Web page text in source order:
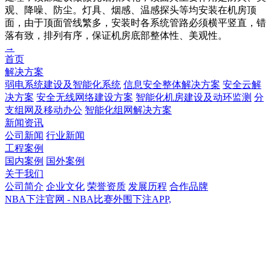
观、降噪、防尘。灯具、烟感、温感探头等均安装在机房顶
面，由于顶面管线繁多，安装时各系统管路必须横平竖直，错
落有致，排列有序，保证机房底部整体性、美观性。
→
首页
解决方案
弱电系统建设及智能化系统 信息安全整体解决方案 安全云解
决方案 安全无线网络建设方案 智能化机房建设及动环监测 分
支组网及移动办公 智能化组网解决方案
新闻资讯
公司新闻 行业新闻
工程案例
国内案例 国外案例
关于我们
公司简介 企业文化 荣誉资质 发展历程 合作品牌
NBA下注官网 - NBA比赛外围下注APP,